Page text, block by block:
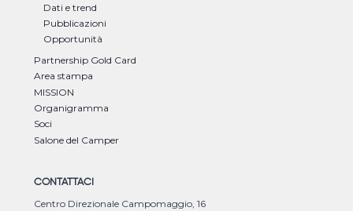
Dati e trend
Pubblicazioni
Opportunità
Partnership Gold Card
Area stampa
MISSION
Organigramma
Soci
Salone del Camper
CONTATTACI
Centro Direzionale Campomaggio, 16